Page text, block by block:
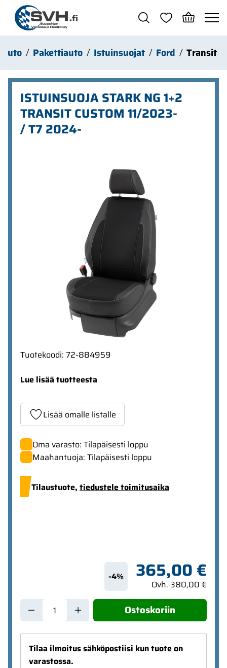
Siirry pääsisältöön
Auto Pakettiauto Istuinsuojat Ford Transit
ISTUINSUOJA STARK NG 1+2
TRANSIT CUSTOM 11/2023-
/ T7 2024-
Tuotekoodi: 72-884959
Lue lisää tuotteesta
Lisää omalle listalle
Oma varasto: Tilapäisesti loppu
Maahantuoja: Tilapäisesti loppu
Tilaustuote, tiedustele toimitusaika
-4% 365,00 €
Ovh. 380,00 €
Ostoskoriin
Tilaa ilmoitus sähköpostiisi kun tuote on
varastossa.